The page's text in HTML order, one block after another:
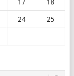
17 18
24 25